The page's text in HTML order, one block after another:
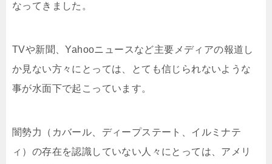
なってきました。
TVや新聞、Yahooニュースなど主要メディアの報道し
か見ない方々にとっては、とても信じられないような
事が水面下で起こっています。
闇勢力（カバール、ディープステート、イルミナテ
ィ）の存在を認識していない人々にとっては、アメリ